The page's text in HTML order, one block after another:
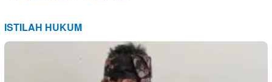
ISTILAH HUKUM